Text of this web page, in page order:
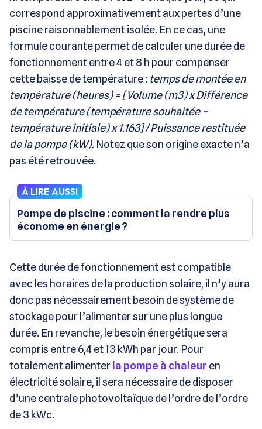
correspond approximativement aux pertes d’une
piscine raisonnablement isolée. En ce cas, une
formule courante permet de calculer une durée de
fonctionnement entre 4 et 8 h pour compenser
cette baisse de température : temps de montée en
température (heures) = [Volume (m3) x Différence
de température (température souhaitée –
température initiale) x 1.163] / Puissance restituée
de la pompe (kW). Notez que son origine exacte n’a
pas été retrouvée.
À LIRE AUSSI
Pompe de piscine : comment la rendre plus
économe en énergie ?
Cette durée de fonctionnement est compatible
avec les horaires de la production solaire, il n’y aura
donc pas nécessairement besoin de système de
stockage pour l’alimenter sur une plus longue
durée. En revanche, le besoin énergétique sera
compris entre 6,4 et 13 kWh par jour. Pour
totalement alimenterla pompe à chaleur en
électricité solaire, il sera nécessaire de disposer
d’une centrale photovoltaïque de l’ordre de l’ordre
de 3 kWc.